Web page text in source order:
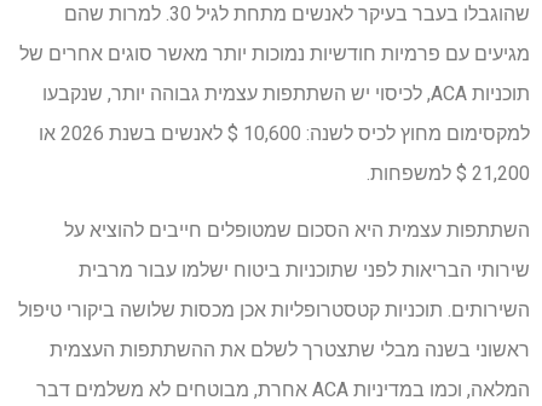
שהוגבלו בעבר בעיקר לאנשים מתחת לגיל 30. למרות שהם
מגיעים עם פרמיות חודשיות נמוכות יותר מאשר סוגים אחרים של
תוכניות ACA, לכיסוי יש השתתפות עצמית גבוהה יותר, שנקבעו
למקסימום מחוץ לכיס לשנה: 10,600 $ לאנשים בשנת 2026 או
21,200 $ למשפחות.
השתתפות עצמית היא הסכום שמטופלים חייבים להוציא על
שירותי הבריאות לפני שתוכניות ביטוח ישלמו עבור מרבית
השירותים. תוכניות קטסטרופליות אכן מכסות שלושה ביקורי טיפול
ראשוני בשנה מבלי שתצטרך לשלם את ההשתתפות העצמית
המלאה, וכמו במדיניות ACA אחרת, מבוטחים לא משלמים דבר